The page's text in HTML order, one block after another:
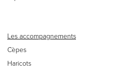
Les accompagnements
Cèpes
Haricots